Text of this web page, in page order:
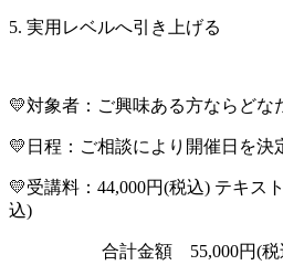
5. 実用レベルへ引き上げる
💛対象者：ご興味ある方ならどな
💛​日程：ご相談により開催日を決
💛受講料： 44,000円(税込) テキス
込)
合計金額 55,000円(税